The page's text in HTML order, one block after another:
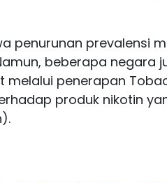
penurunan prevalensi
beberapa negara
penerapan
produk nikotin